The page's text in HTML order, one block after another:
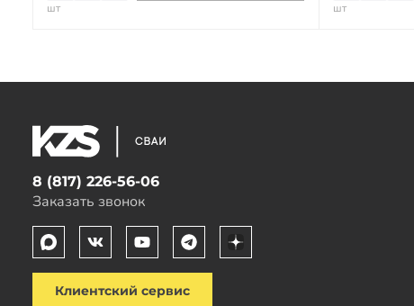
шт шт
8 (817) 226-56-06
Заказать звонок
Клиентский сервис